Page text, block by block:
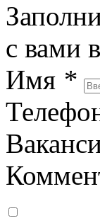
с вами
Имя *